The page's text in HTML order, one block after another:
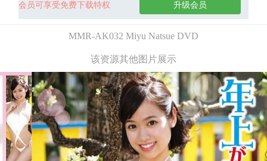
会员可享受免费下载特权 升级会员
MMR-AK032 Miyu Natsue DVD
该资源其他图片展示